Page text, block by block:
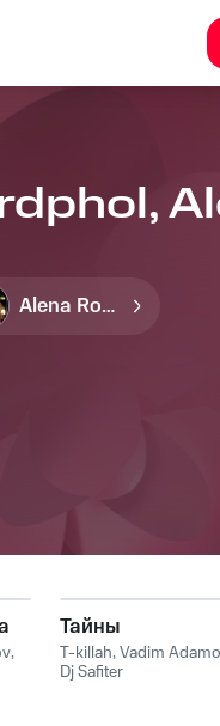
Alena Roxis
,
Тайны
T-killah,Vadim
Dj Safiter